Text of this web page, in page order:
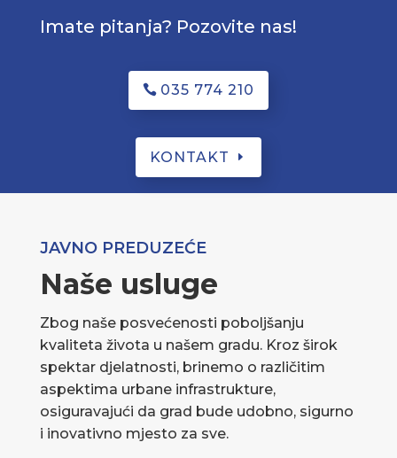
Imate pitanja? Pozovite nas!
035 774 210
KONTAKT
JAVNO PREDUZEĆE
Naše usluge
Zbog naše posvećenosti poboljšanju
kvaliteta života u našem gradu. Kroz širok
spektar djelatnosti, brinemo o različitim
aspektima urbane infrastrukture,
osiguravajući da grad bude udobno, sigurno
i inovativno mjesto za sve.